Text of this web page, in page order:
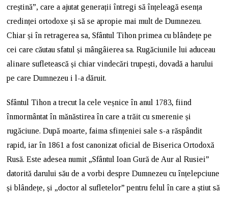
creștină”, care a ajutat generații întregi să înțeleagă esența
credinței ortodoxe și să se apropie mai mult de Dumnezeu.
Chiar și în retragerea sa, Sfântul Tihon primea cu blândețe pe
cei care căutau sfatul și mângâierea sa. Rugăciunile lui aduceau
alinare sufletească și chiar vindecări trupești, dovadă a harului
pe care Dumnezeu i l-a dăruit.
Sfântul Tihon a trecut la cele veșnice în anul 1783, fiind
înmormântat în mănăstirea în care a trăit cu smerenie și
rugăciune. După moarte, faima sfințeniei sale s-a răspândit
rapid, iar în 1861 a fost canonizat oficial de Biserica Ortodoxă
Rusă. Este adesea numit „Sfântul Ioan Gură de Aur al Rusiei”
datorită darului său de a vorbi despre Dumnezeu cu înțelepciune
și blândețe, și „doctor al sufletelor” pentru felul în care a știut să